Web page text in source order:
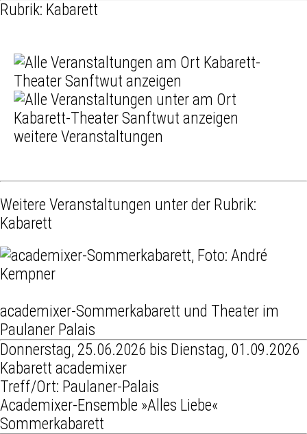
Rubrik: Kabarett
weitere Veranstaltungen
Weitere Veranstaltungen unter der Rubrik:
Kabarett
academixer-Sommerkabarett und Theater im
Paulaner Palais
Donnerstag, 25.06.2026 bis Dienstag, 01.09.2026
Kabarett academixer
Treff/Ort: Paulaner-Palais
Academixer-Ensemble »Alles Liebe«
Sommerkabarett